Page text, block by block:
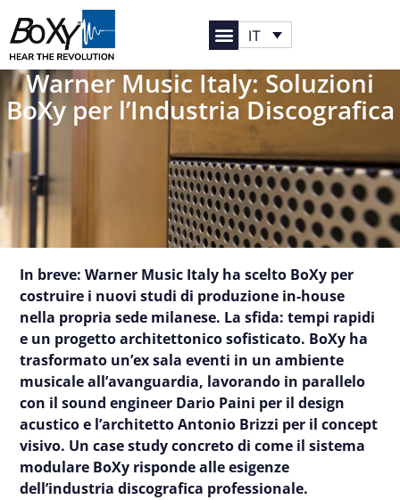
IT
Warner Music Italy: Soluzioni
BoXy per l’Industria Discografica
In breve: Warner Music Italy ha scelto BoXy per
costruire i nuovi studi di produzione in-house
nella propria sede milanese. La sfida: tempi rapidi
e un progetto architettonico sofisticato. BoXy ha
trasformato un’ex sala eventi in un ambiente
musicale all’avanguardia, lavorando in parallelo
con il sound engineer Dario Paini per il design
acustico e l’architetto Antonio Brizzi per il concept
visivo. Un case study concreto di come il sistema
modulare BoXy risponde alle esigenze
dell’industria discografica professionale.